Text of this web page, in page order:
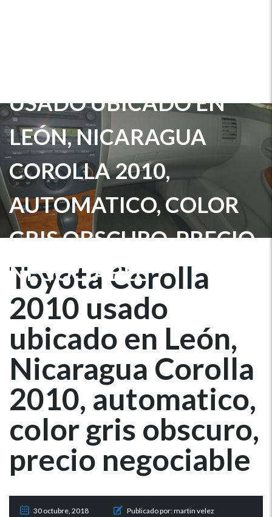
USADO UBICADO EN
LEÓN, NICARAGUA
COROLLA 2010,
AUTOMATICO, COLOR
GRIS OBSCURO, PRECIO
NEGOCIABLE
Toyota Corolla
2010 usado
ubicado en León,
Nicaragua Corolla
2010, automatico,
color gris obscuro,
precio negociable
30 octubre, 2018 Publicado por:martin velez